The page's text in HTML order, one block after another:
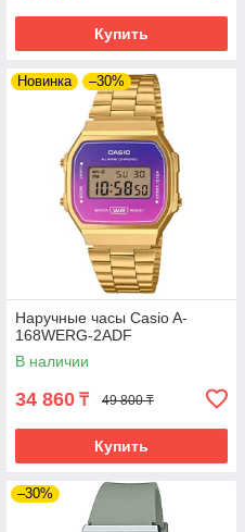
Купить
Новинка –30%
Наручные часы Casio A-
168WERG-2ADF
В наличии
34 860 ₸ 49 800 ₸
Купить
–30%